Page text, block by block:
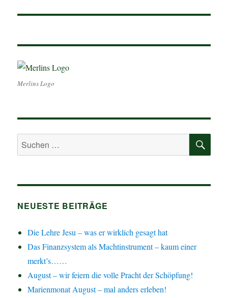
Merlins Logo
Suchen
nach:
NEUESTE BEITRÄGE
Die Lehre Jesu – was er wirklich gesagt hat
Das Finanzsystem als Machtinstrument – kaum einer
merkt’s……
August – wir feiern die volle Pracht der Schöpfung!
Marienmonat August – mal anders erleben!